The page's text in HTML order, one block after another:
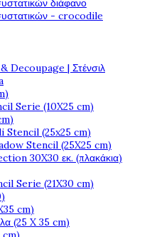
διάφανο
- crocodile
Decoupage | Στένσιλ
Serie (10X25 cm)
(25x25 cm)
Stencil (25X25 cm)
30X30 εκ. (πλακάκια)
Serie (21X30 cm)
cm)
(25 X 35 cm)